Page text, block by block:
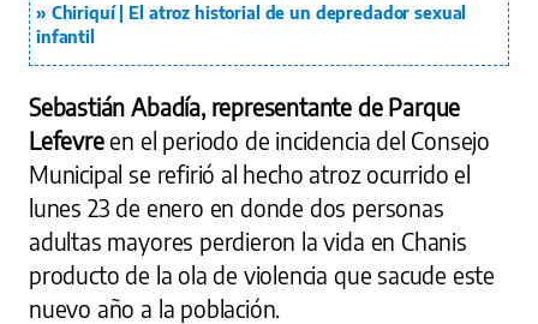
Chiriquí | El atroz historial de un depredador sexual
infantil
Sebastián Abadía, representante de Parque
Lefevreen el periodo de incidencia del Consejo
Municipal se refirió al hecho atroz ocurrido el
lunes 23 de enero en donde dos personas
adultas mayores perdieron la vida en Chanis
producto de la ola de violencia que sacude este
nuevo año a la población.